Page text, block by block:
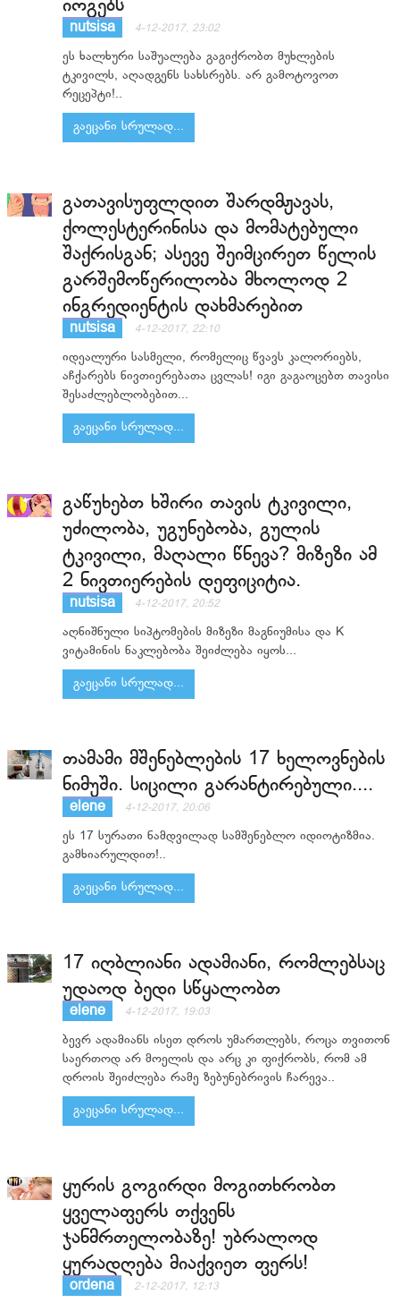
იოგებს
nutsisa 4-12-2017, 23:02
ეს ხალხური საშუალება გაგიქრობთ მუხლების
ტკივილს, აღადგენს სახსრებს. არ გამოტოვოთ
რეცეპტი!..
გაეცანი სრულად...
გათავისუფლდით შარდმჟავას,
ქოლესტერინისა და მომატებული
შაქრისგან; ასევე შეიმცირეთ წელის
გარშემოწერილობა მხოლოდ 2
ინგრედიენტის დახმარებით
nutsisa 4-12-2017, 22:10
იდეალური სასმელი, რომელიც წვავს კალორიებს,
აჩქარებს ნივთიერებათა ცვლას! იგი გაგაოცებთ თავისი
შესაძლებლობებით...
გაეცანი სრულად...
გაწუხებთ ხშირი თავის ტკივილი,
უძილობა, უგუნებობა, გულის
ტკივილი, მაღალი წნევა? მიზეზი ამ
2 ნივთიერების დეფიციტია.
nutsisa 4-12-2017, 20:52
აღნიშნული სიპტომების მიზეზი მაგნიუმისა და K
ვიტამინის ნაკლებობა შეიძლება იყოს...
გაეცანი სრულად...
თამამი მშენებლების 17 ხელოვნების
ნიმუში. სიცილი გარანტირებული....
elene 4-12-2017, 20:06
ეს 17 სურათი ნამდვილად სამშენებლო იდიოტიზმია.
გამხიარულდით!..
გაეცანი სრულად...
17 იღბლიანი ადამიანი, რომლებსაც
უდაოდ ბედი სწყალობთ
elene 4-12-2017, 19:03
ბევრ ადამიანს ისეთ დროს უმართლებს, როცა თვითონ
საერთოდ არ მოელის და არც კი ფიქრობს, რომ ამ
დროის შეიძლება რამე ზებუნებრივის ჩარევა..
გაეცანი სრულად...
ყურის გოგირდი მოგითხრობთ
ყველაფერს თქვენს
ჯანმრთელობაზე! უბრალოდ
ყურადღება მიაქვიეთ ფერს!
ordena 2-12-2017, 12:13